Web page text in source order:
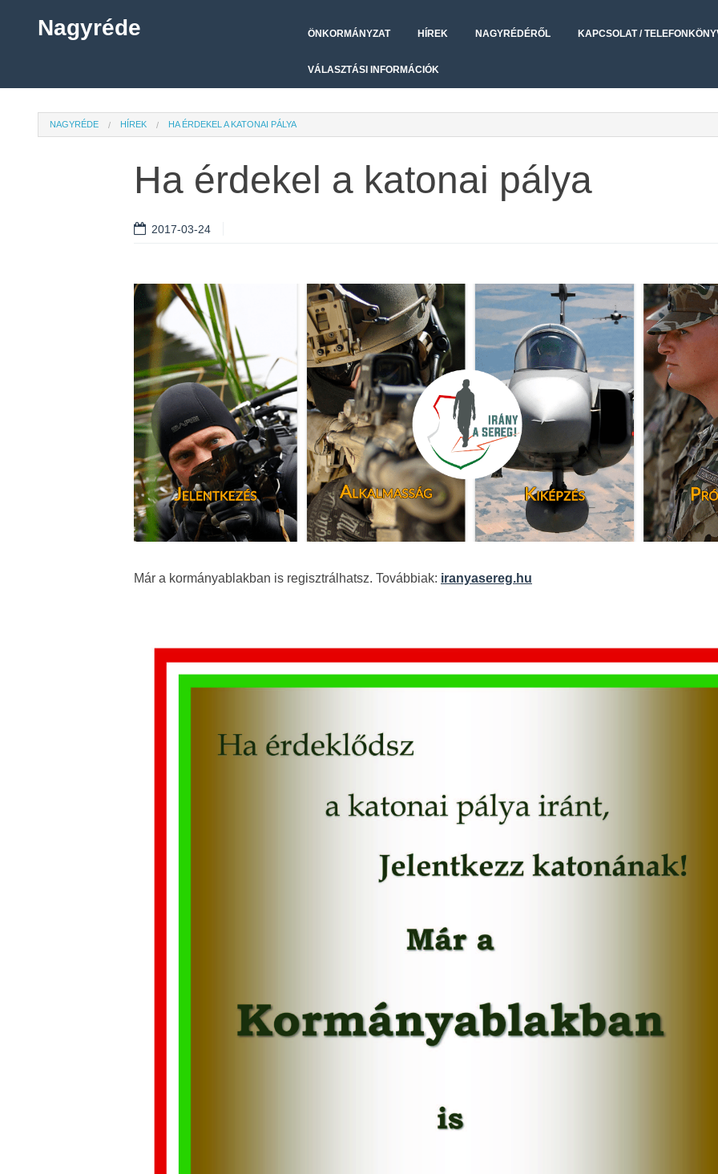
Nagyréde ÖNKORMÁNYZAT HÍREK NAGYRÉDÉRŐL KAPCSOLAT /
VÁLASZTÁSI INFORMÁCIÓK
NAGYRÉDE HÍREK HA ÉRDEKEL A KATONAI PÁLYA
Ha érdekel a katonai pálya
2017-03-24
Már a kormányablakban is regisztrálhatsz. Továbbiak: iranyasereg.hu